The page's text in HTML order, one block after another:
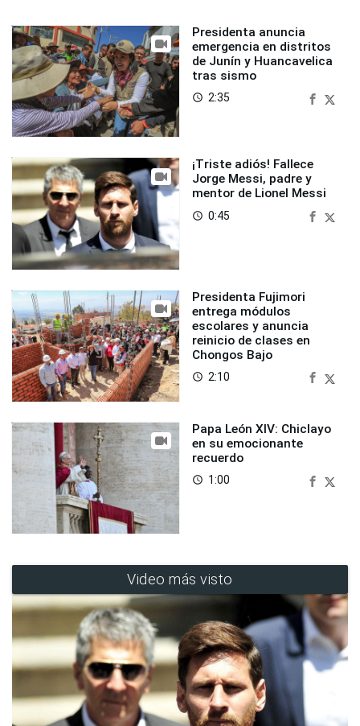
Presidenta anuncia
emergencia en distritos
de Junín y Huancavelica
tras sismo
access_time 2:35
¡Triste adiós! Fallece
Jorge Messi, padre y
mentor de Lionel Messi
access_time 0:45
Presidenta Fujimori
entrega módulos
escolares y anuncia
reinicio de clases en
Chongos Bajo
access_time 2:10
Papa León XIV: Chiclayo
en su emocionante
recuerdo
access_time 1:00
Video más visto